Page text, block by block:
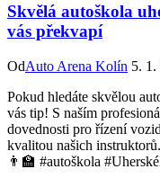
Skvělá autoškola
vás překvapí
OdAuto Arena Kolín 5. 1.
Pokud hledáte skvělou
vás tip! S naším
dovednosti pro řízení
kvalitou našich
👨‍🏫 #autoškola